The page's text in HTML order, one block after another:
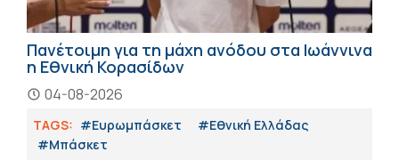
Πανέτοιμη για τη μάχη ανόδου στα Ιωάννινα
η Εθνική Κορασίδων
04-08-2026
TAGS: #Ευρωμπάσκετ
#Εθνική Ελλάδας
#Μπάσκετ